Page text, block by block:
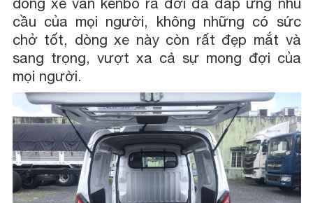
cầu của mọi người, không những có sức
chở tốt, dòng xe này còn rất đẹp mắt và
sang trọng, vượt xa cả sự mong đợi của
mọi người.